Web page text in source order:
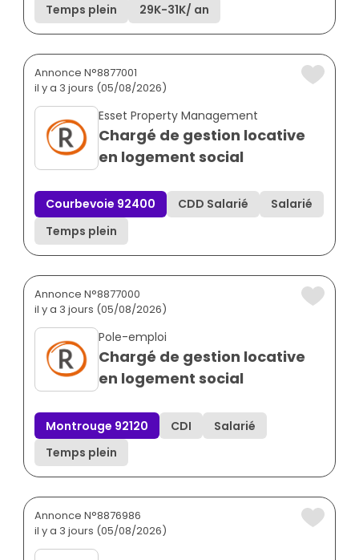
Temps plein
29K-31K/ an
Annonce N°8877001
il y a 3 jours (05/08/2026)
Esset Property Management
Chargé de gestion locative
en logement social
Courbevoie 92400 CDD Salarié
Salarié
Temps plein
Annonce N°8877000
il y a 3 jours (05/08/2026)
Pole-emploi
Chargé de gestion locative
en logement social
Montrouge 92120 CDI
Salarié
Temps plein
Annonce N°8876986
il y a 3 jours (05/08/2026)